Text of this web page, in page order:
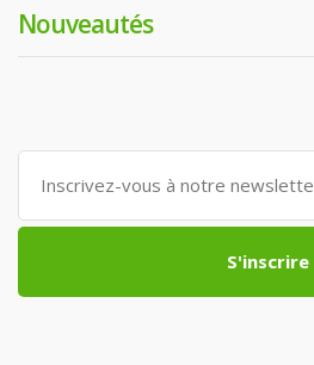
Nouveautés
S'inscrire